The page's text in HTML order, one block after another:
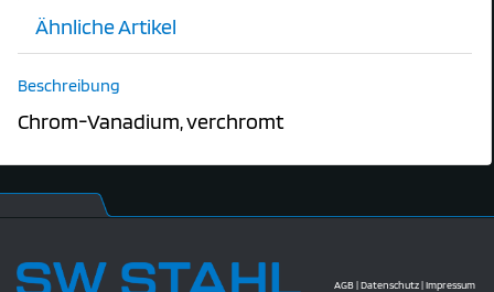
Ähnliche Artikel
Beschreibung
Chrom-Vanadium, verchromt
AGB|Datenschutz|Impressum